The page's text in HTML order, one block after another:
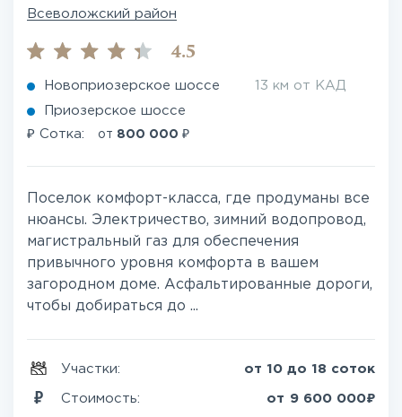
Всеволожский район
4.5
Новоприозерское шоссе 13 км от КАД
Приозерское шоссе
₽ Сотка: от 800 000 ₽
Поселок комфорт-класса, где продуманы все
нюансы. Электричество, зимний водопровод,
магистральный газ для обеспечения
привычного уровня комфорта в вашем
загородном доме. Асфальтированные дороги,
чтобы добираться до ...
Участки: от 10 до 18 соток
Стоимость: от 9 600 000₽